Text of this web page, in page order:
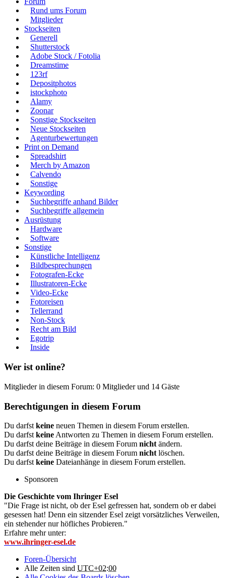
Rund ums Forum
Mitglieder
Stockseiten
Generell
Shutterstock
Adobe Stock / Fotolia
Dreamstime
123rf
Depositphotos
istockphoto
Alamy
Zoonar
Sonstige Stockseiten
Neue Stockseiten
Agenturbewertungen
Print on Demand
Spreadshirt
Merch by Amazon
Calvendo
Sonstige
Keywording
Suchbegriffe anhand Bilder
Suchbegriffe allgemein
Ausrüstung
Hardware
Software
Sonstige
Künstliche Intelligenz
Bildbesprechungen
Fotografen-Ecke
Illustratoren-Ecke
Video-Ecke
Fotoreisen
Tellerrand
Non-Stock
Recht am Bild
Egotrip
Inside
Wer ist online?
Mitglieder in diesem Forum: 0 Mitglieder und 14 Gäste
Berechtigungen in diesem Forum
Du darfst keine neuen Themen in diesem Forum erstellen.
Du darfst keine Antworten zu Themen in diesem Forum erstellen.
Du darfst deine Beiträge in diesem Forum nicht ändern.
Du darfst deine Beiträge in diesem Forum nicht löschen.
Du darfst keine Dateianhänge in diesem Forum erstellen.
Sponsoren
Die Geschichte vom Ihringer Esel
"Die Frage ist nicht, ob der Esel gefressen hat, sondern ob er dabei
gesessen hat! Denn ein sitzender Esel zeigt vorsätzliches Verweilen,
ein stehender nur höfliches Probieren."
Erfahre mehr unter:
www.ihringer-esel.de
Foren-Übersicht
Alle Zeiten sind UTC+02:00